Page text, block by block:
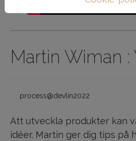
Martin Wiman :
process@devlin2022
Att utveckla produkter kan
idéer. Martin ger dig tips på